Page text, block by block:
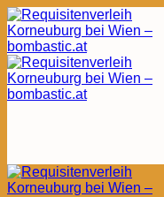
Zum
Inhalt
springen